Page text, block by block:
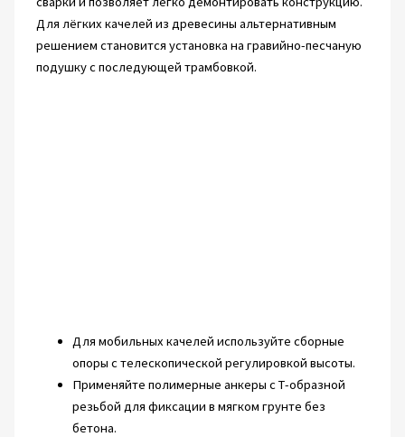
Для лёгких качелей из древесины альтернативным
решением становится установка на гравийно-песчаную
подушку с последующей трамбовкой.
Для мобильных качелей используйте сборные
опоры с телескопической регулировкой высоты.
Применяйте полимерные анкеры с Т-образной
резьбой для фиксации в мягком грунте без
бетона.